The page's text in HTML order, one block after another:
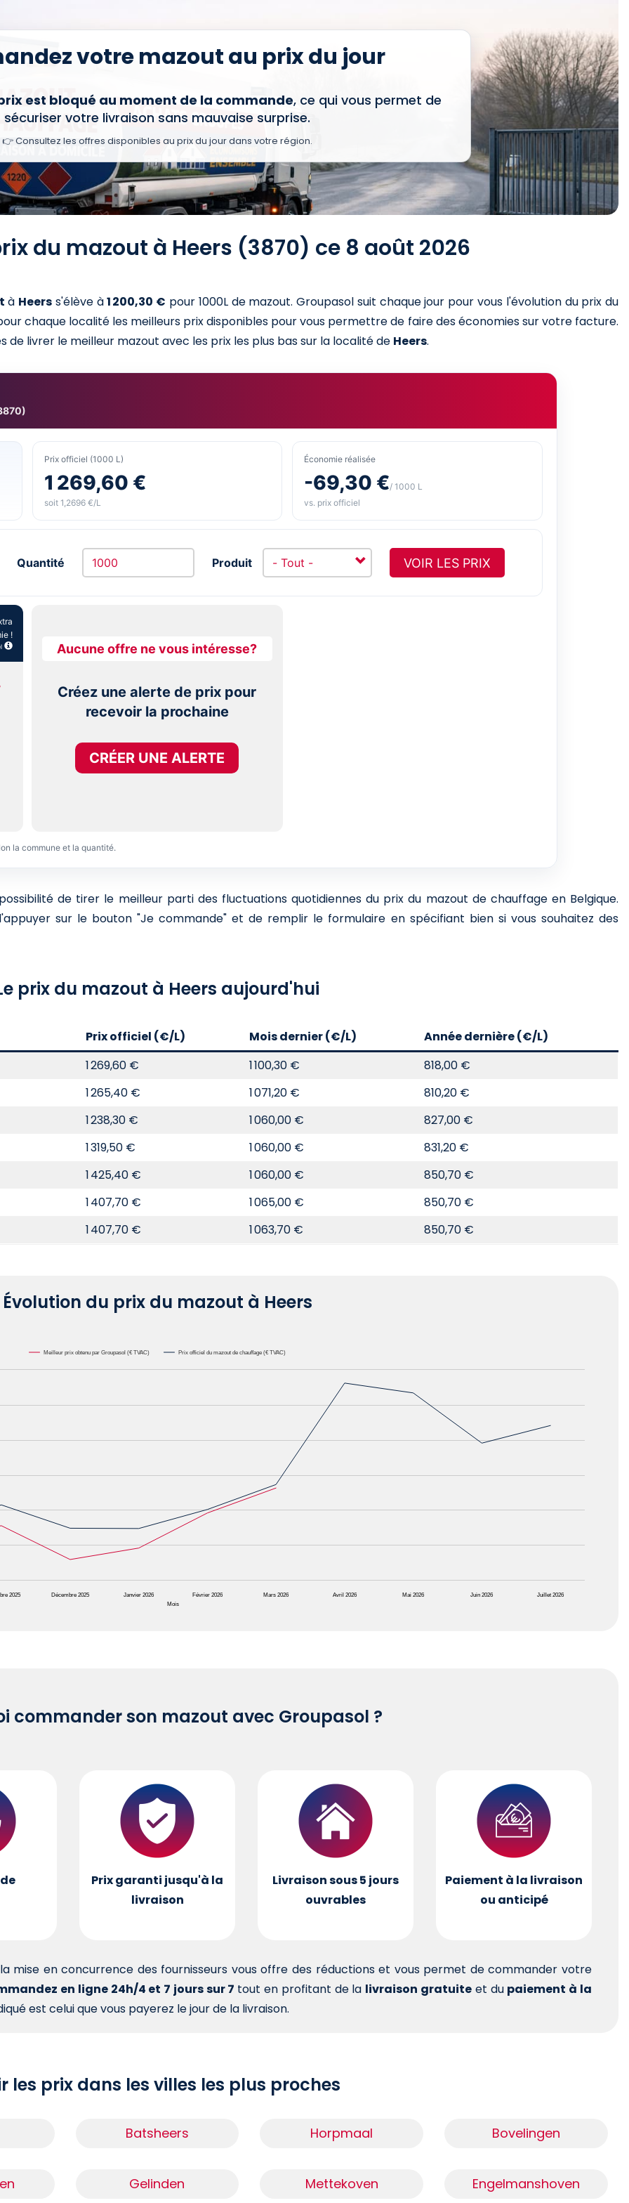
votre mazout au prix du jour
est bloqué au moment de la commande, ce qui vous permet de
sécuriser votre livraison sans mauvaise surprise.
👉 Consultez les offres disponibles au prix du jour dans votre région.
du mazout à Heers (3870) ce 8 août 2026
à Heers s'élève à1 200,30 € pour 1000L de mazout. Groupasol suit chaque jour pour vous l'évolution du prix du
chaque localité les meilleurs prix disponibles pour vous permettre de faire des économies sur votre facture.
de livrer le meilleur mazout avec les prix les plus bas sur la localité de Heers.
Prix officiel (1000 L)
1 269,60 €
soit 1,2696 €/L
Économie réalisée
-69,30 €/ 1000 L
vs. prix officiel
Quantité Produit VOIR LES PRIX
!
Aucune offre ne vous intéresse?
Créez une alerte de prix pour
recevoir la prochaine
CRÉER UNE ALERTE
la commune et la quantité.
de tirer le meilleur parti des fluctuations quotidiennes du prix du mazout de chauffage en Belgique.
sur le bouton "Je commande" et de remplir le formulaire en spécifiant bien si vous souhaitez des
prix du mazout à Heers aujourd'hui
Prix officiel (€/L) Mois dernier (€/L)
Année dernière (€/L)
1 269,60 € 1 100,30 €
818,00 €
1 265,40 € 1 071,20 €
810,20 €
1 238,30 € 1 060,00 €
827,00 €
1 319,50 € 1 060,00 €
831,20 €
1 425,40 € 1 060,00 €
850,70 €
1 407,70 € 1 065,00 €
850,70 €
1 407,70 € 1 063,70 € 850,70 €
Évolution du prix du mazout à Heers
Mois
Meilleur prix obtenu par Groupasol (€ TVAC) Prix officiel du mazout de chauffage (€ TVAC)
2025 Décembre 2025 Janvier 2026 Février 2026 Mars 2026 Avril 2026 Mai 2026 Juin 2026 Juillet 2026
commander son mazout avec Groupasol ?
Prix garanti jusqu'à la
livraison
Livraison sous 5 jours
ouvrables
Paiement à la livraison
ou anticipé
mise en concurrence des fournisseurs vous offre des réductions et vous permet de commander votre
en ligne 24h/4 et 7 jours sur 7 tout en profitant de la livraison gratuite et du paiement à la
est celui que vous payerez le jour de la livraison.
les prix dans les villes les plus proches
Batsheers Horpmaal Bovelingen
Gelinden Mettekoven Engelmanshoven